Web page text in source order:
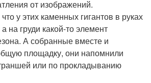
от изображений.
у этих каменных гигантов в руках
на груди какой-то элемент
А собранные вместе и
площадку, они напомнили
или по прокладыванию